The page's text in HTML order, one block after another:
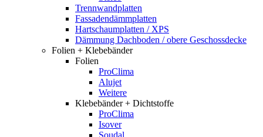
Trennwandplatten
Fassadendämmplatten
Hartschaumplatten / XPS
Dämmung Dachboden / obere Geschossdecke
Folien + Klebebänder
Folien
ProClima
Alujet
Weitere
Klebebänder + Dichtstoffe
ProClima
Isover